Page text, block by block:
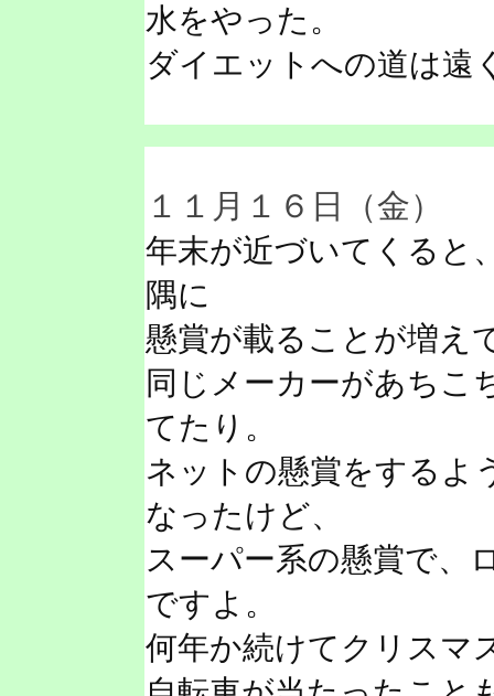
水をやった。
ダイエットへの道は遠
１１月１６日（金）
年末が近づいてくると
隅に
懸賞が載ることが増え
同じメーカーがあちこ
てたり。
ネットの懸賞をするよ
なったけど、
スーパー系の懸賞で、
ですよ。
何年か続けてクリスマ